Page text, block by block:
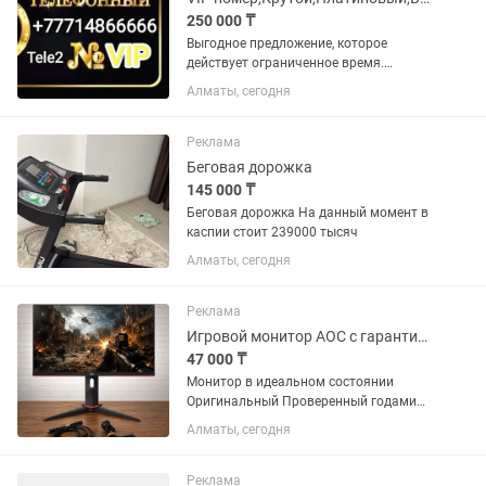
250 000 ₸
Выгодное предложение, которое
действует ограниченное время.
Успейте приобрести. Продам VIP
номер Теле2, Крутой номер, для
хорошим выгодным тарифам. Best
номер VIP. Можно...
Алматы, сегодня
Реклама
Беговая дорожка
145 000 ₸
Беговая дорожка На данный момент в
каспии стоит 239000 тысяч
Алматы, сегодня
Реклама
Игровой монитор AOC с гарантией и доставкой
47 000 ₸
Монитор в идеальном состоянии
Оригинальный Проверенный годами
бренд Безрамочный Редкая матрица
Алматы, сегодня
Реклама